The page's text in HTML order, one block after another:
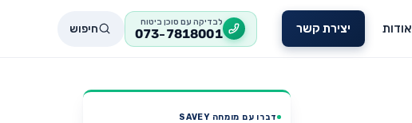
אודות יצירת קשר לבדיקה עם סוכן ביטוח
073-7818001 חיפוש
דברו עם מומחה SAVEY